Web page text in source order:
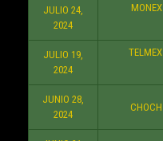
JULIO 24,
2024
MONEX
JULIO 19,
2024
TELMEX
JUNIO 28,
2024
CHOCH